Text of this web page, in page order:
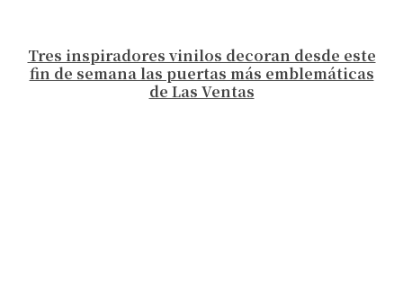
Tres inspiradores vinilos decoran desde este
fin de semana las puertas más emblemáticas
de Las Ventas